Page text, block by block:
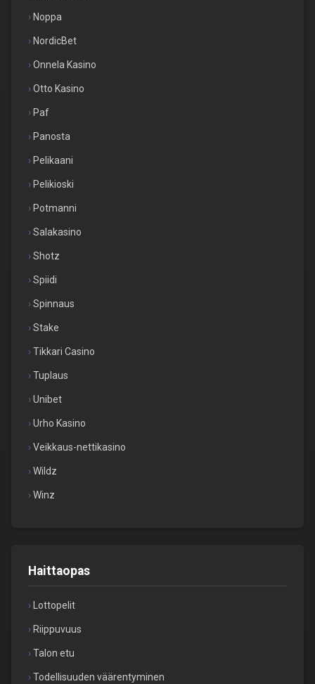
Noppa
NordicBet
Onnela Kasino
Otto Kasino
Paf
Panosta
Pelikaani
Pelikioski
Potmanni
Salakasino
Shotz
Spiidi
Spinnaus
Stake
Tikkari Casino
Tuplaus
Unibet
Urho Kasino
Veikkaus-nettikasino
Wildz
Winz
Haittaopas
Lottopelit
Riippuvuus
Talon etu
Todellisuuden väärentyminen